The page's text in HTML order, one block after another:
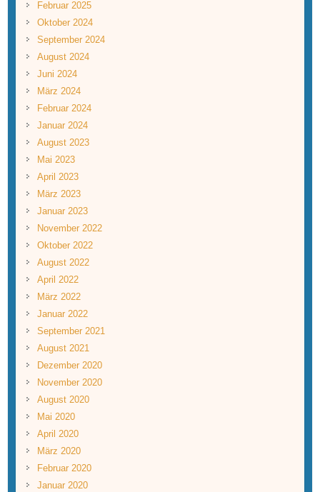
Februar 2025
Oktober 2024
September 2024
August 2024
Juni 2024
März 2024
Februar 2024
Januar 2024
August 2023
Mai 2023
April 2023
März 2023
Januar 2023
November 2022
Oktober 2022
August 2022
April 2022
März 2022
Januar 2022
September 2021
August 2021
Dezember 2020
November 2020
August 2020
Mai 2020
April 2020
März 2020
Februar 2020
Januar 2020